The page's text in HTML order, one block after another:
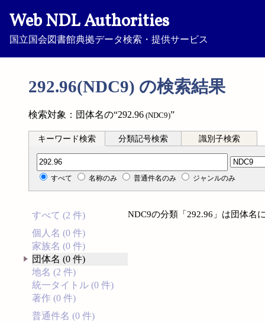
Web NDL Authorities
国立国会図書館典拠データ検索・提供サービス
292.96(NDC9) の検索結果
検索対象：団体名の“292.96 (NDC9)”
キーワード検索 分類記号検索 識別子検索
分類記号検索
すべて 名称のみ 普通件名のみ ジャンルのみ
すべて (2 件)
個人名 (0 件)
家族名 (0 件)
団体名 (0 件)
地名 (2 件)
統一タイトル (0 件)
著作 (0 件)
普通件名 (0 件)
NDC9の分類「292.96」は団体名